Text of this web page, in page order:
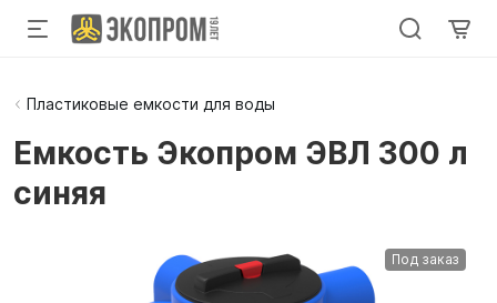
Пластиковые емкости для воды
Емкость Экопром ЭВЛ 300 л
синяя
Под заказ